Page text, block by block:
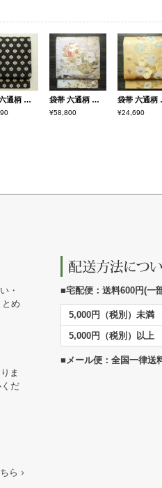
袋帯 六通柄 良品 一般用 正絹 花柄 リサイクル帯 帯 モダン 洒落 黒 袋帯 六通柄 良品 フォーマル用 正絹 花柄 リサイクル帯 帯 箔 金糸 入学式 卒業式 結婚式 七五三 お宮参り 金・銀
¥58,800
袋帯 六通柄
¥24,690
・
め
ま
だ
ら
■宅配便：送料600円(一
5,000円（税別）未満
5,000円（税別）以上
■メール便：全国一律送